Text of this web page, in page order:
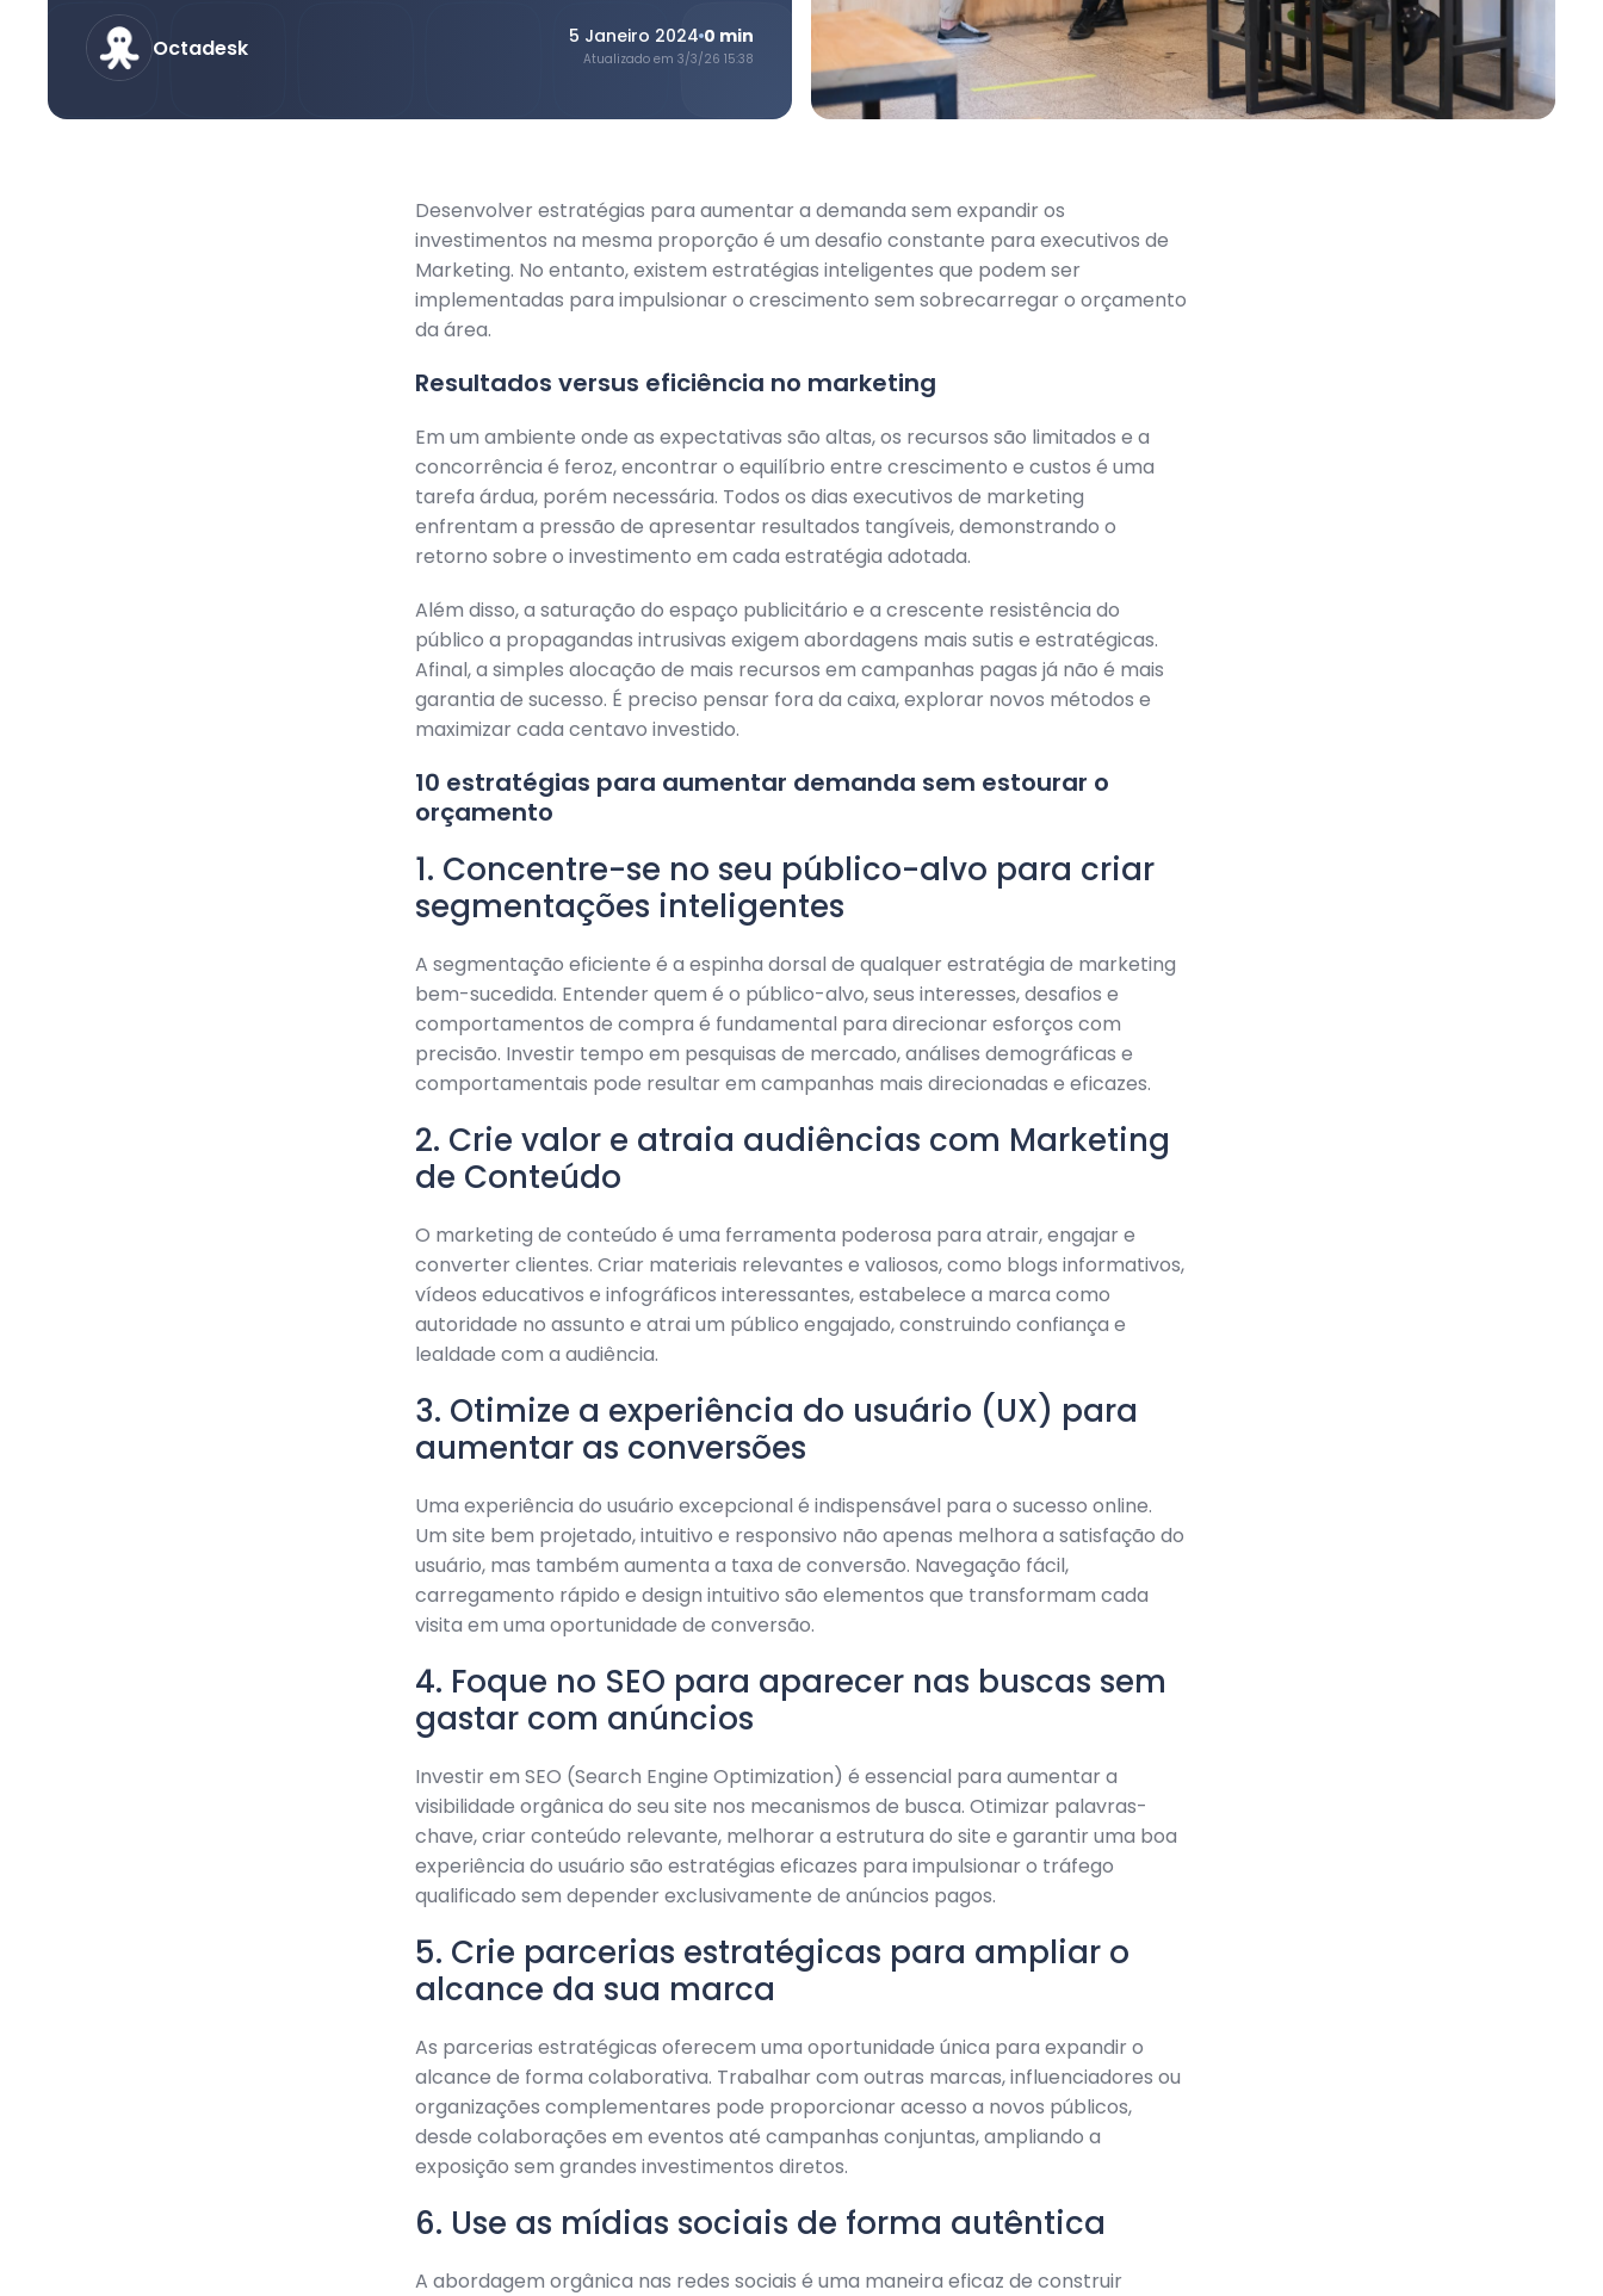
Octadesk 5 Janeiro 2024 0 min
Atualizado em 3/3/26 15:38
Desenvolver estratégias para aumentar a demanda sem expandir os
investimentos na mesma proporção é um desafio constante para executivos de
Marketing. No entanto, existem estratégias inteligentes que podem ser
implementadas para impulsionar o crescimento sem sobrecarregar o orçamento
da área.
Resultados versus eficiência no marketing
Em um ambiente onde as expectativas são altas, os recursos são limitados e a
concorrência é feroz, encontrar o equilíbrio entre crescimento e custos é uma
tarefa árdua, porém necessária. Todos os dias executivos de marketing
enfrentam a pressão de apresentar resultados tangíveis, demonstrando o
retorno sobre o investimento em cada estratégia adotada.
Além disso, a saturação do espaço publicitário e a crescente resistência do
público a propagandas intrusivas exigem abordagens mais sutis e estratégicas.
Afinal, a simples alocação de mais recursos em campanhas pagas já não é mais
garantia de sucesso. É preciso pensar fora da caixa, explorar novos métodos e
maximizar cada centavo investido.
10 estratégias para aumentar demanda sem estourar o
orçamento
1. Concentre-se no seu público-alvo para criar
segmentações inteligentes
A segmentação eficiente é a espinha dorsal de qualquer estratégia de marketing
bem-sucedida. Entender quem é o público-alvo, seus interesses, desafios e
comportamentos de compra é fundamental para direcionar esforços com
precisão. Investir tempo em pesquisas de mercado, análises demográficas e
comportamentais pode resultar em campanhas mais direcionadas e eficazes.
2. Crie valor e atraia audiências com Marketing
de Conteúdo
O marketing de conteúdo é uma ferramenta poderosa para atrair, engajar e
converter clientes. Criar materiais relevantes e valiosos, como blogs informativos,
vídeos educativos e infográficos interessantes, estabelece a marca como
autoridade no assunto e atrai um público engajado, construindo confiança e
lealdade com a audiência.
3. Otimize a experiência do usuário (UX) para
aumentar as conversões
Uma experiência do usuário excepcional é indispensável para o sucesso online.
Um site bem projetado, intuitivo e responsivo não apenas melhora a satisfação do
usuário, mas também aumenta a taxa de conversão. Navegação fácil,
carregamento rápido e design intuitivo são elementos que transformam cada
visita em uma oportunidade de conversão.
4. Foque no SEO para aparecer nas buscas sem
gastar com anúncios
Investir em SEO (Search Engine Optimization) é essencial para aumentar a
visibilidade orgânica do seu site nos mecanismos de busca. Otimizar palavras-
chave, criar conteúdo relevante, melhorar a estrutura do site e garantir uma boa
experiência do usuário são estratégias eficazes para impulsionar o tráfego
qualificado sem depender exclusivamente de anúncios pagos.
5. Crie parcerias estratégicas para ampliar o
alcance da sua marca
As parcerias estratégicas oferecem uma oportunidade única para expandir o
alcance de forma colaborativa. Trabalhar com outras marcas, influenciadores ou
organizações complementares pode proporcionar acesso a novos públicos,
desde colaborações em eventos até campanhas conjuntas, ampliando a
exposição sem grandes investimentos diretos.
6. Use as mídias sociais de forma autêntica
A abordagem orgânica nas redes sociais é uma maneira eficaz de construir